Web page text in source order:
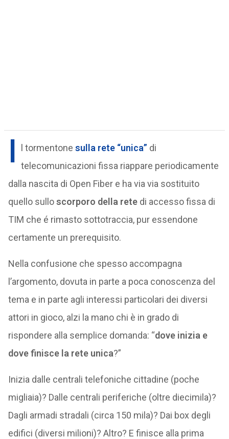
I l tormentone sulla rete “unica” di
telecomunicazioni fissa riappare periodicamente
dalla nascita di Open Fiber e ha via via sostituito
quello sulloscorporo della retedi accesso fissa di
TIM che é rimasto sottotraccia, pur essendone
certamente un prerequisito.
Nella confusione che spesso accompagna
l’argomento, dovuta in parte a poca conoscenza del
tema e in parte agli interessi particolari dei diversi
attori in gioco, alzi la mano chi è in grado di
rispondere alla semplice domanda: “dove inizia e
dove finisce la rete unica?”
Inizia dalle centrali telefoniche cittadine (poche
migliaia)? Dalle centrali periferiche (oltre diecimila)?
Dagli armadi stradali (circa 150 mila)? Dai box degli
edifici (diversi milioni)? Altro? E finisce alla prima